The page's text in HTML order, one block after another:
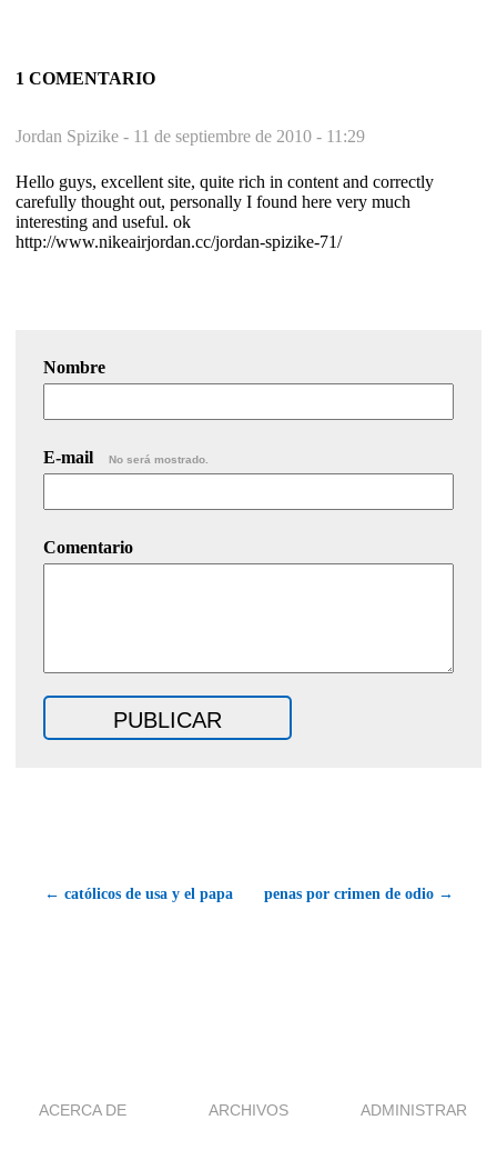
1 COMENTARIO
Jordan Spizike - 11 de septiembre de 2010 - 11:29
Hello guys, excellent site, quite rich in content and correctly
carefully thought out, personally I found here very much
interesting and useful. ok
http://www.nikeairjordan.cc/jordan-spizike-71/
Nombre
E-mail No será mostrado.
Comentario
← católicos de usa y el papa penas por crimen de odio →
ACERCA DE ARCHIVOS ADMINISTRAR